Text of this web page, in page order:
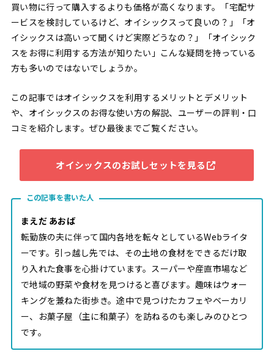
買い物に行って購入するよりも価格が高くなります。「宅配サ
ービスを検討しているけど、オイシックスって良いの？」「オ
イシックスは高いって聞くけど実際どうなの？」「オイシック
スをお得に利用する方法が知りたい」こんな疑問を持っている
方も多いのではないでしょうか。
この記事ではオイシックスを利用するメリットとデメリット
や、オイシックスのお得な使い方の解説、ユーザーの評判・口
コミを紹介します。ぜひ最後までご覧ください。
オイシックスのお試しセットを見る
この記事を書いた人
まえだ あおば
転勤族の夫に伴って国内各地を転々としているWebライタ
ーです。引っ越し先では、その土地の食材をできるだけ取
り入れた食事を心掛けています。スーパーや産直市場など
で地域の野菜や食材を見つけると喜びます。趣味はウォー
キングを兼ねた街歩き。途中で見つけたカフェやベーカリ
ー、お菓子屋（主に和菓子）を訪ねるのも楽しみのひとつ
です。